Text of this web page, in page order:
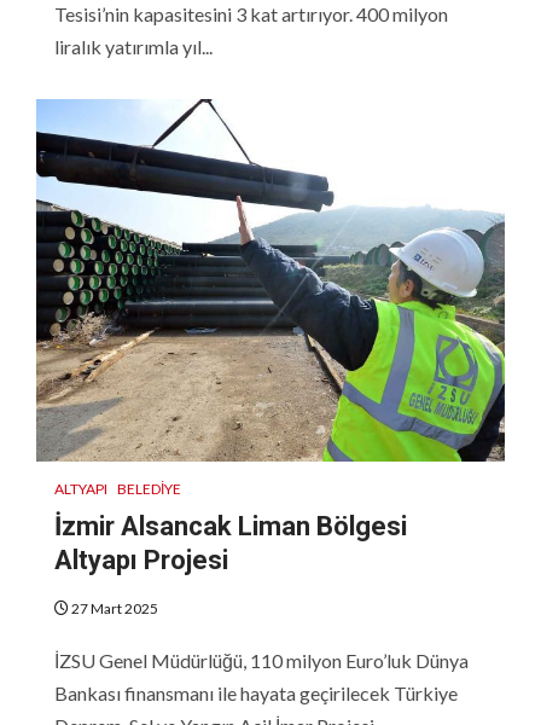
Tesisi’nin kapasitesini 3 kat artırıyor. 400 milyon
liralık yatırımla yıl...
ALTYAPI BELEDIYE
İzmir Alsancak Liman Bölgesi
Altyapı Projesi
27 Mart 2025
İZSU Genel Müdürlüğü, 110 milyon Euro’luk Dünya
Bankası finansmanı ile hayata geçirilecek Türkiye